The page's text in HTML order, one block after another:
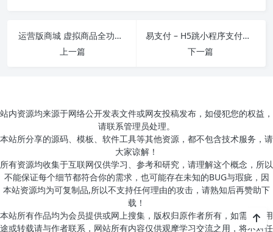
运营版商城 虚拟商品全功能商城 全能商城小程序 智慧商城系统 全品类百货商城
上一篇
易支付 – H5跳小程序支付源码 原生+uni-app
下一篇
站内资源均来源于网络公开发表文件或网友投稿发布，如侵犯您的权益，
请联系管理员处理。
本站所分享的源码、模板、软件工具等其他资源，都不包含技术服务，请
大家谅解！
所有资源均收集于互联网仅供学习、参考和研究，请理解这个概念，所以
不能保证每个细节都符合你的需求，也可能存在未知的BUG与瑕疵，因
本站资源均为可复制品,所以不支持任何理由的攻击，请熟知后再赞助下
载！
本站所有作品均为会员提供或网上搜集，版权归原作者所有，如需商业用
途或转载请与作者联系，网站所有内容仅供观摩学习交流之用，将不对任